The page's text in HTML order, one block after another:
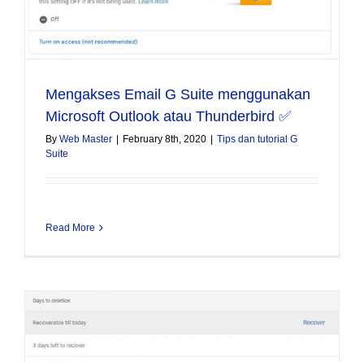
Mengakses Email G Suite menggunakan
Microsoft Outlook atau Thunderbird ✅
By Web Master | February 8th, 2020 | Tips dan tutorial G
Suite
Read More